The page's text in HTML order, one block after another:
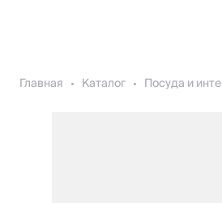
Главная Каталог Посуда и